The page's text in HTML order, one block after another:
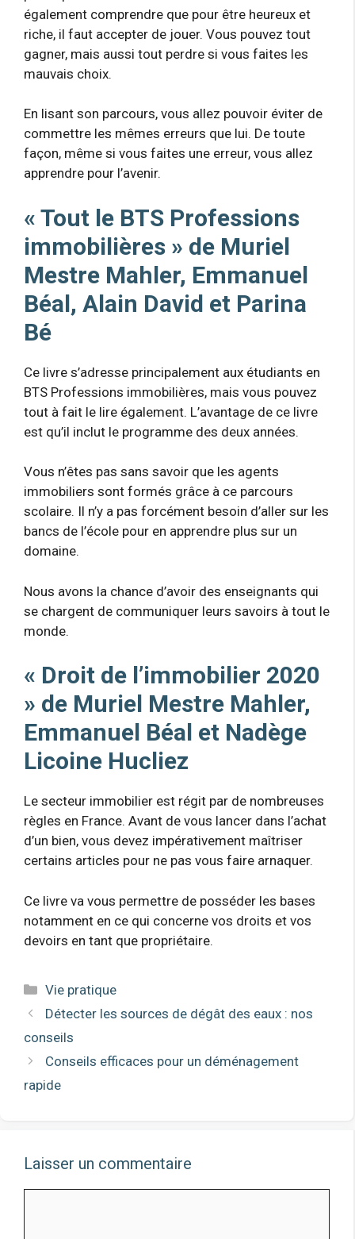
également comprendre que pour être heureux et
riche, il faut accepter de jouer. Vous pouvez tout
gagner, mais aussi tout perdre si vous faites les
mauvais choix.
En lisant son parcours, vous allez pouvoir éviter de
commettre les mêmes erreurs que lui. De toute
façon, même si vous faites une erreur, vous allez
apprendre pour l’avenir.
« Tout le BTS Professions
immobilières » de Muriel
Mestre Mahler, Emmanuel
Béal, Alain David et Parina
Bé
Ce livre s’adresse principalement aux étudiants en
BTS Professions immobilières, mais vous pouvez
tout à fait le lire également. L’avantage de ce livre
est qu’il inclut le programme des deux années.
Vous n’êtes pas sans savoir que les agents
immobiliers sont formés grâce à ce parcours
scolaire. Il n’y a pas forcément besoin d’aller sur les
bancs de l’école pour en apprendre plus sur un
domaine.
Nous avons la chance d’avoir des enseignants qui
se chargent de communiquer leurs savoirs à tout le
monde.
« Droit de l’immobilier 2020
» de Muriel Mestre Mahler,
Emmanuel Béal et Nadège
Licoine Hucliez
Le secteur immobilier est régit par de nombreuses
règles en France. Avant de vous lancer dans l’achat
d’un bien, vous devez impérativement maîtriser
certains articles pour ne pas vous faire arnaquer.
Ce livre va vous permettre de posséder les bases
notamment en ce qui concerne vos droits et vos
devoirs en tant que propriétaire.
Catégories
Vie pratique
Détecter les sources de dégât des eaux : nos
conseils
Conseils efficaces pour un déménagement
rapide
Laisser un commentaire